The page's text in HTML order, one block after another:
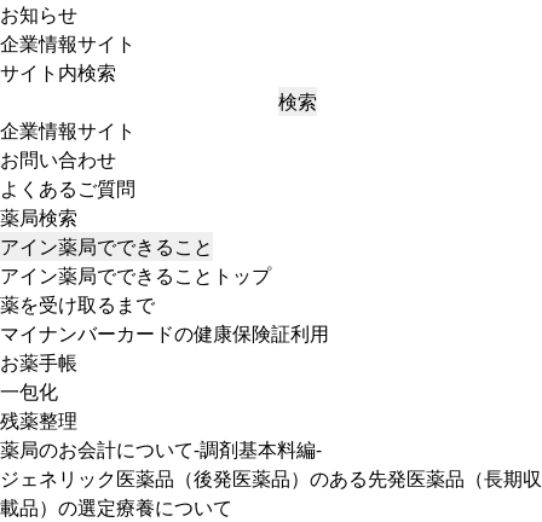
お知らせ
企業情報サイト
サイト内検索
検索
企業情報サイト
お問い合わせ
よくあるご質問
薬局検索
アイン薬局でできること
アイン薬局でできることトップ
薬を受け取るまで
マイナンバーカードの健康保険証利用
お薬手帳
一包化
残薬整理
薬局のお会計について-調剤基本料編-
ジェネリック医薬品（後発医薬品）のある先発医薬品（長期収
載品）の選定療養について